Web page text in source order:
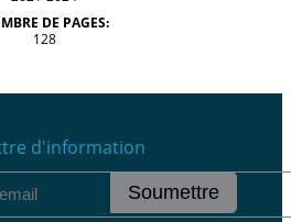
DE PAGES:
128
d'information
Soumettre